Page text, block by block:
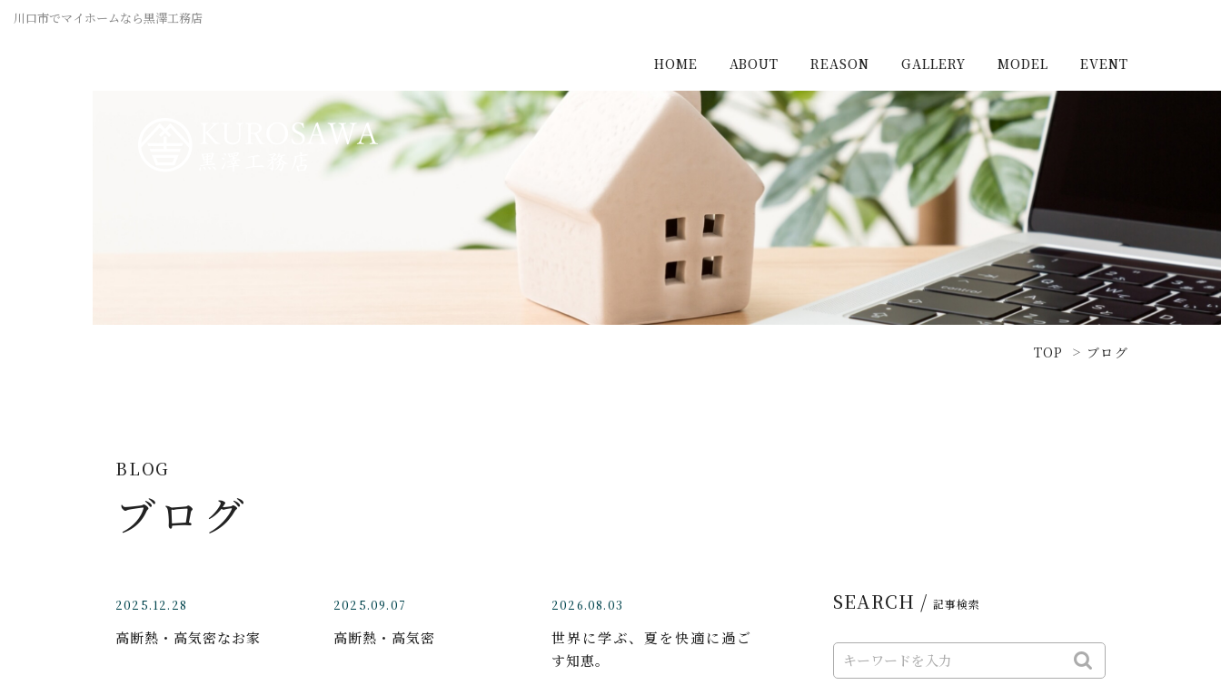
川口市でマイホームなら黒澤工務店
HOME ABOUT REASON GALLERY
施工実例（新築）
施工実例（リノベーショ
ン）
MODEL
浦和住宅公園
浦和住宅展示場Miraizu
大宮北ハウジングステージ
EVENT
TOP ブログ
BLOG
ブログ
2025.12.28
高断熱・高気密なお家
2025.09.07
高断熱・高気密
2026.08.03
世界に学ぶ、夏を快適に過ご
す知恵。
SEARCH / 記事検索